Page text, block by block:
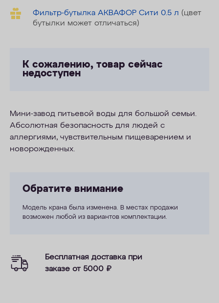
Фильтр-бутылка АКВАФОР Сити 0.5 л (цвет
бутылки может отличаться)
К сожалению, товар сейчас
недоступен
Мини-завод питьевой воды для большой семьи.
Абсолютная безопасность для людей с
аллергиями, чувствительным пищеварением и
новорожденных.
Обратите внимание
Модель крана была изменена. В местах продажи
возможен любой из вариантов комплектации.
Бесплатная доставка при
заказе от 5000 ₽